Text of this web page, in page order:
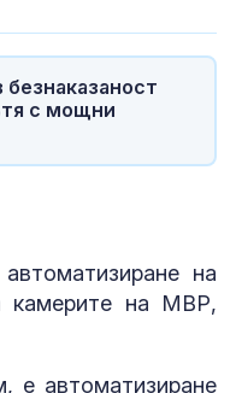
с мощни
на
камерите на МВР,
е автоматизиране